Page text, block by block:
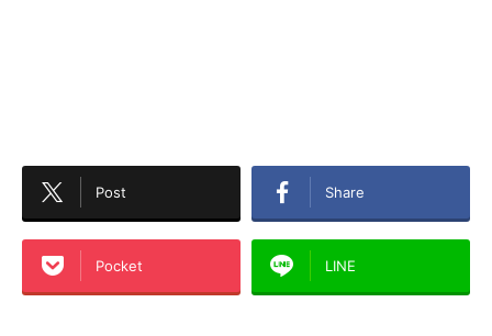
Post Share
Pocket LINE